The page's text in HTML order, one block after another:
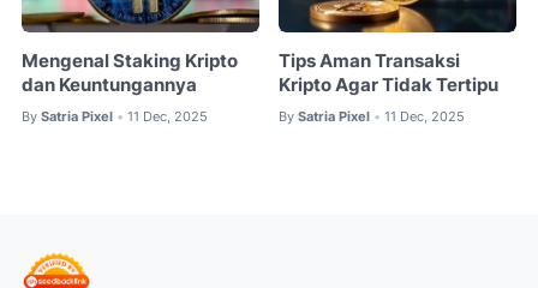
Mengenal Staking Kripto
dan Keuntungannya
By Satria Pixel • 11 Dec, 2025
Tips Aman Transaksi
Kripto Agar Tidak Tertipu
By Satria Pixel • 11 Dec, 2025